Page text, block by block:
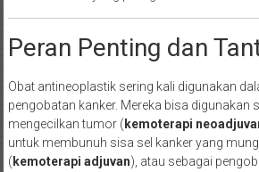
Peran Penting dan
Obat antineoplastik sering kali digunakan
pengobatan kanker. Mereka bisa digunakan
mengecilkan tumor ( kemoterapi
untuk membunuh sisa sel kanker yang
( kemoterapi adjuvan), atau sebagai